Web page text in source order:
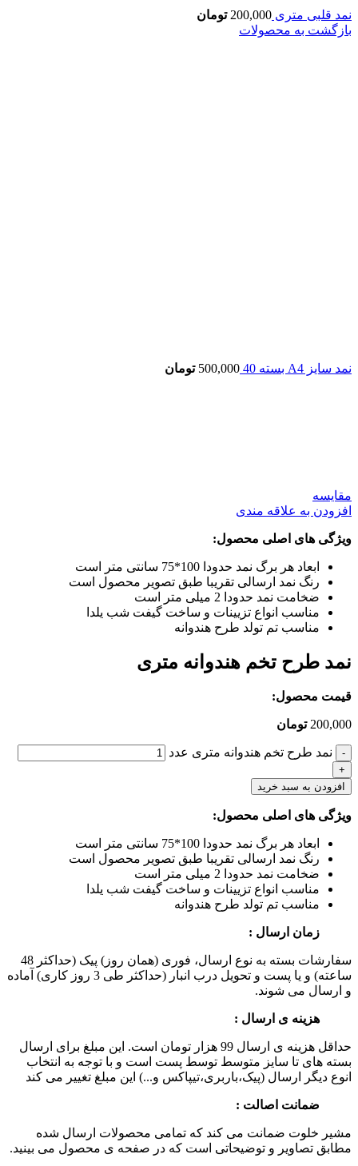
نمد قلبی متری 200,000 تومان
بازگشت به محصولات
نمد سایز A4 بسته 40 500,000 تومان
مقایسه
افزودن به علاقه مندی
ویژگی های اصلی محصول:
ابعاد هر برگ نمد حدودا 100*75 سانتی متر است
رنگ نمد ارسالی تقریبا طبق تصویر محصول است
ضخامت نمد حدودا 2 میلی متر است
مناسب انواع تزیینات و ساخت گیفت شب یلدا
مناسب تم تولد طرح هندوانه
نمد طرح تخم هندوانه متری
قیمت محصول:
200,000 تومان
نمد طرح تخم هندوانه متری عدد
افزودن به سبد خرید
ویژگی های اصلی محصول:
ابعاد هر برگ نمد حدودا 100*75 سانتی متر است
رنگ نمد ارسالی تقریبا طبق تصویر محصول است
ضخامت نمد حدودا 2 میلی متر است
مناسب انواع تزیینات و ساخت گیفت شب یلدا
مناسب تم تولد طرح هندوانه
زمان ارسال :
سفارشات بسته به نوع ارسال، فوری (همان روز) پیک (حداکثر 48
ساعته) و یا پست و تحویل درب انبار (حداکثر طی 3 روز کاری) آماده
و ارسال می شوند.
هزینه ی ارسال :
حداقل هزینه ی ارسال 99 هزار تومان است. این مبلغ برای ارسال
بسته های تا سایز متوسط توسط پست است و با توجه به انتخاب
انوع دیگر ارسال (پیک،باربری،تیپاکس و...) این مبلغ تغییر می کند
ضمانت اصالت :
مشیر خلوت ضمانت می کند که تمامی محصولات ارسال شده
مطابق تصاویر و توضیحاتی است که در صفحه ی محصول می بینید.